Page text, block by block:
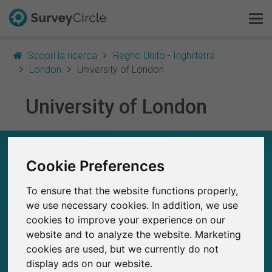
Cookie Preferences
To ensure that the website functions properly,
we use necessary cookies. In addition, we use
cookies to improve your experience on our
website and to analyze the website. Marketing
cookies are used, but we currently do not
display ads on our website.
Scopri la ricerca
Regno Unito - Inghilterra
London
University of London
University of London
64
Studi pubblicati in precedenza su
SurveyCircle
1
Studi attualmente pubblicati su SurveyCircle
Questo è SurveyCircle
Survey Ranking
Scopri la ricerca
FAQ
Registrati gratis
Accedi